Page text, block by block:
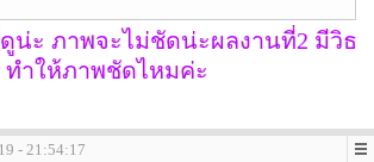
น่ะ ภาพจะไม่ชัดน่ะผลงานที่2 มีวิธ
ทำให้ภาพชัดไหมค่ะ
- 21:54:17